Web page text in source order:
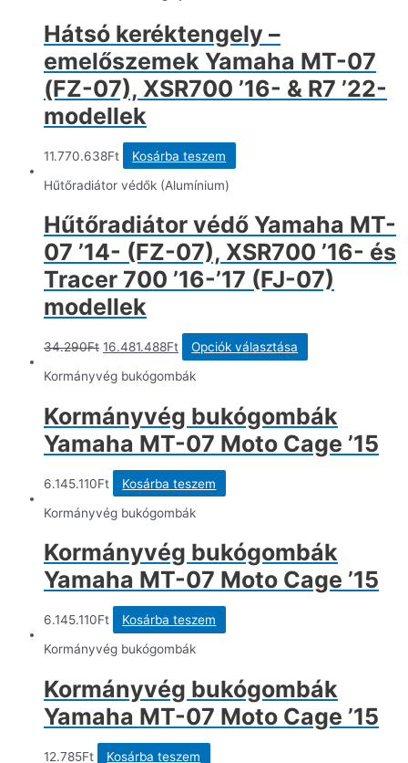
Hátsó keréktengely –
emelőszemek Yamaha MT-07
(FZ-07), XSR700 ’16- & R7 ’22-
modellek
11.770.638Ft
Kosárba teszem
Hűtőradiátor védők (Alumínium)
Hűtőradiátor védő Yamaha MT-
07 ’14- (FZ-07), XSR700 ’16- és
Tracer 700 ’16-’17 (FJ-07)
modellek
34.290Ft Original
was:
16.481.488FtCurrent
price
is:
Opciók választása
a
variációja
van.
változatok
Kormányvég bukógombák
Kormányvég bukógombák
Yamaha MT-07 Moto Cage ’15
6.145.110Ft
Kosárba teszem
Kormányvég bukógombák
Kormányvég bukógombák
Yamaha MT-07 Moto Cage ’15
6.145.110Ft
Kosárba teszem
Kormányvég bukógombák
Kormányvég bukógombák
Yamaha MT-07 Moto Cage ’15
12.785Ft
Kosárba teszem